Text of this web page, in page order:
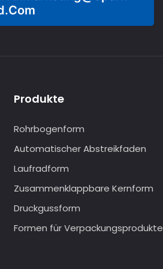
Produkte
Rohrbogenform
Automatischer Abstreikfaden
Laufradform
Zusammenklappbare Kernform
Druckgussform
Formen für Verpackungsprodukte